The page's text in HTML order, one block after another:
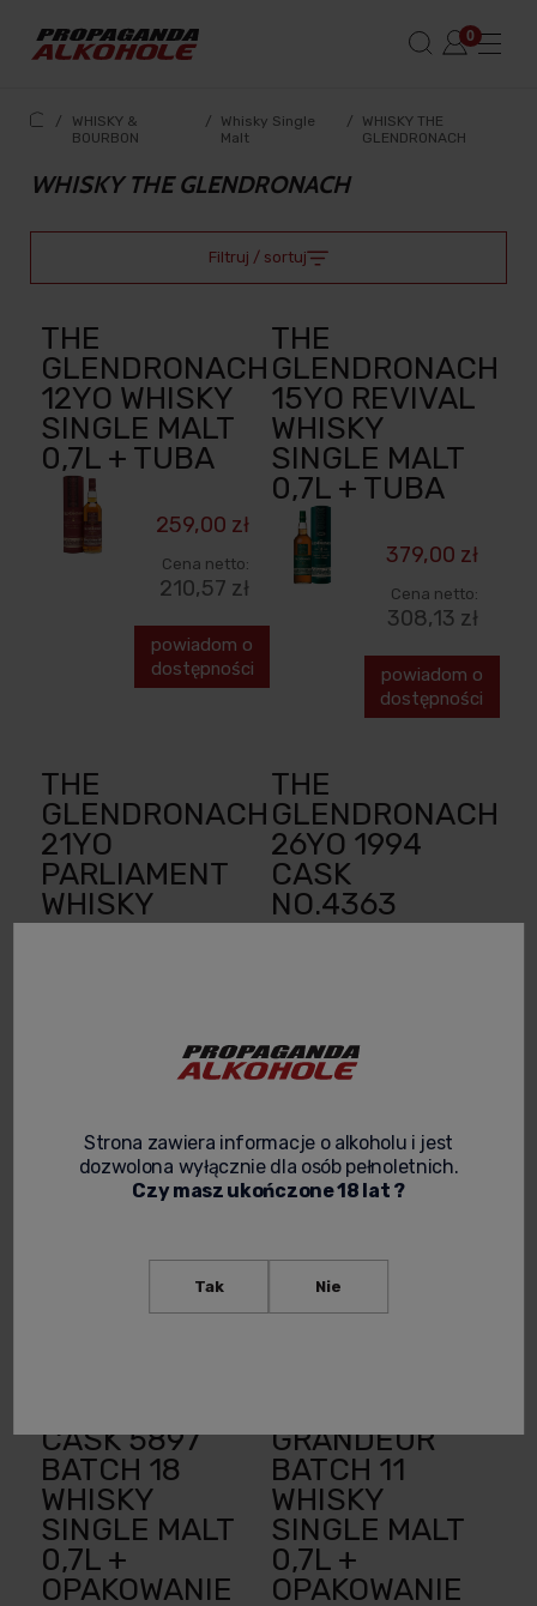
/
WHISKY &
BOURBON
/
Whisky Single
Malt
/
WHISKY THE
GLENDRONACH
WHISKY THE GLENDRONACH
Filtruj / sortuj
THE
GLENDRONACH
12YO WHISKY
SINGLE MALT
0,7L + TUBA
259,00 zł
Cena netto:
210,57 zł
powiadom o
dostępności
THE
GLENDRONACH
15YO REVIVAL
WHISKY
SINGLE MALT
0,7L + TUBA
379,00 zł
Cena netto:
308,13 zł
powiadom o
dostępności
THE
GLENDRONACH
21YO
PARLIAMENT
WHISKY
SINGLE MALT
850,00 zł
powiadom o
dostępności
THE
GLENDRONACH
26YO 1994
CASK
NO.4363
BATCH 18
OPAKOWANIE
Cena netto:
2 142,28 zł
dostępności
CASK 5897
BATCH 18
WHISKY
SINGLE MALT
0,7L +
OPAKOWANIE
GRANDEUR
BATCH 11
WHISKY
SINGLE MALT
0,7L +
OPAKOWANIE
Strona zawiera informacje o alkoholu i jest
dozwolona wyłącznie dla osób pełnoletnich.
Czy masz ukończone 18 lat ?
Tak Nie